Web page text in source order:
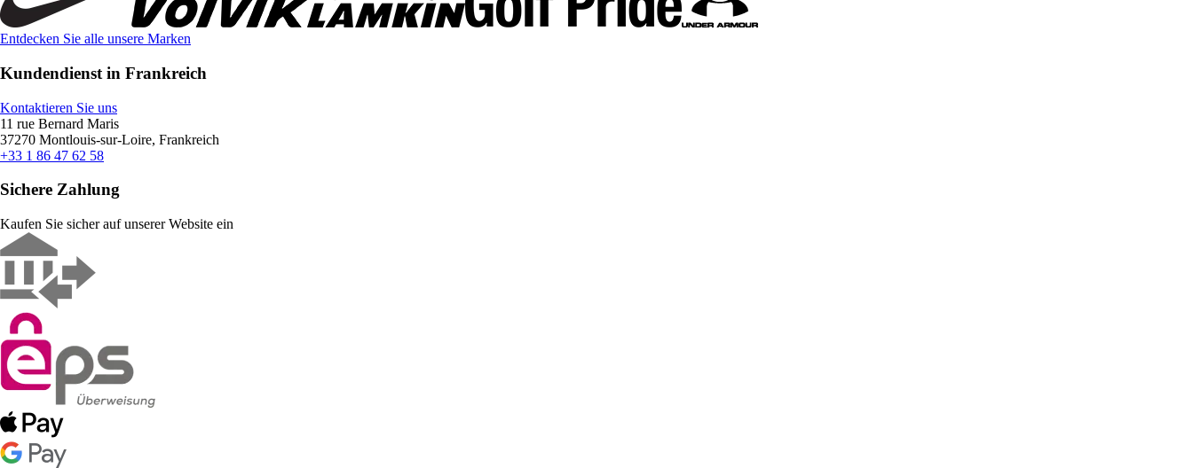
Entdecken Sie alle unsere Marken
Kundendienst in Frankreich
Kontaktieren Sie uns
11 rue Bernard Maris
37270 Montlouis-sur-Loire, Frankreich
+33 1 86 47 62 58
Sichere Zahlung
Kaufen Sie sicher auf unserer Website ein